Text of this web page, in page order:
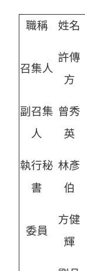
職稱 姓名
召集人
許傳
方
副召集
人
曾秀
英
執行秘
書
林彥
伯
委員
方健
輝